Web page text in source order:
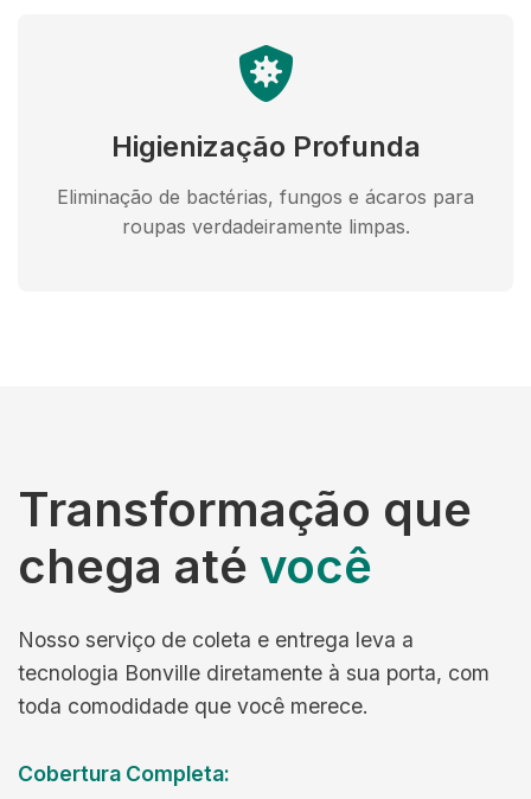
Higienização Profunda
Eliminação de bactérias, fungos e ácaros para
roupas verdadeiramente limpas.
Transformação que
chega até você
Nosso serviço de coleta e entrega leva a
tecnologia Bonville diretamente à sua porta, com
toda comodidade que você merece.
Cobertura Completa: